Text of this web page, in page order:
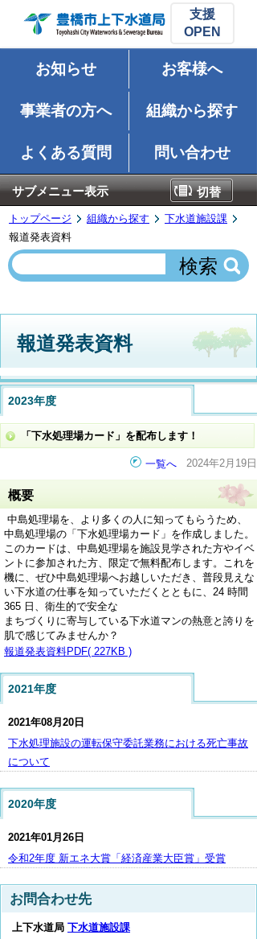
支援
お知らせ お客様へ
事業者の方へ 組織から探す
よくある質問 問い合わせ
サブメニュー表示 切替
トップページ 組織から探す
下水道施設課
報道発表資料
報道発表資料
2023年度
「下水処理場カード」を配布します！
一覧へ 2024年2月19日
概要
中島処理場を、より多くの人に知ってもらうため、
中島処理場の「下水処理場カード」を作成しました。
このカードは、中島処理場を施設見学された方やイベ
ントに参加された方、限定で無料配布します。これを
機に、ぜひ中島処理場へお越しいただき、普段見えな
い下水道の仕事を知っていただくとともに、24 時間
365 日、衛生的で安全な
まちづくりに寄与している下水道マンの熱意と誇りを
肌で感じてみませんか？
報道発表資料PDF( 227KB )
2021年度
2021年08月20日
下水処理施設の運転保守委託業務における死亡事故
について
2020年度
2021年01月26日
令和2年度 新エネ大賞「経済産業大臣賞」受賞
お問合わせ先
上下水道局 下水道施設課